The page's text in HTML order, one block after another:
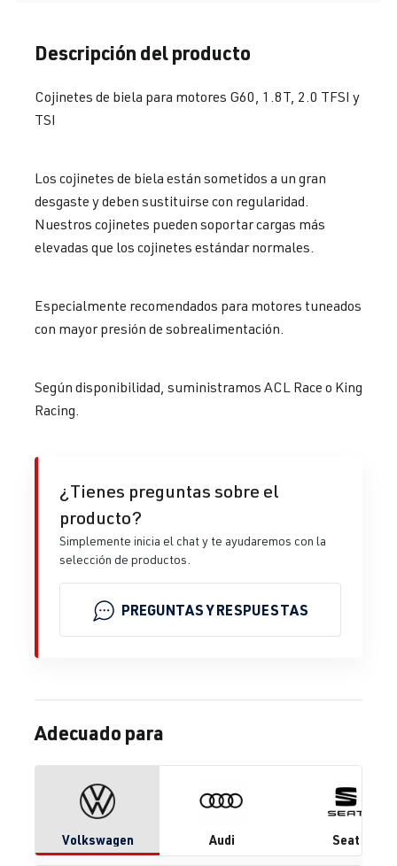
Descripción del producto
Cojinetes de biela para motores G60, 1.8T, 2.0 TFSI y
TSI
Los cojinetes de biela están sometidos a un gran
desgaste y deben sustituirse con regularidad.
Nuestros cojinetes pueden soportar cargas más
elevadas que los cojinetes estándar normales.
Especialmente recomendados para motores tuneados
con mayor presión de sobrealimentación.
Según disponibilidad, suministramos ACL Race o King
Racing.
¿Tienes preguntas sobre el
producto?
Simplemente inicia el chat y te ayudaremos con la
selección de productos.
PREGUNTAS Y RESPUESTAS
Adecuado para
Volkswagen Audi Seat